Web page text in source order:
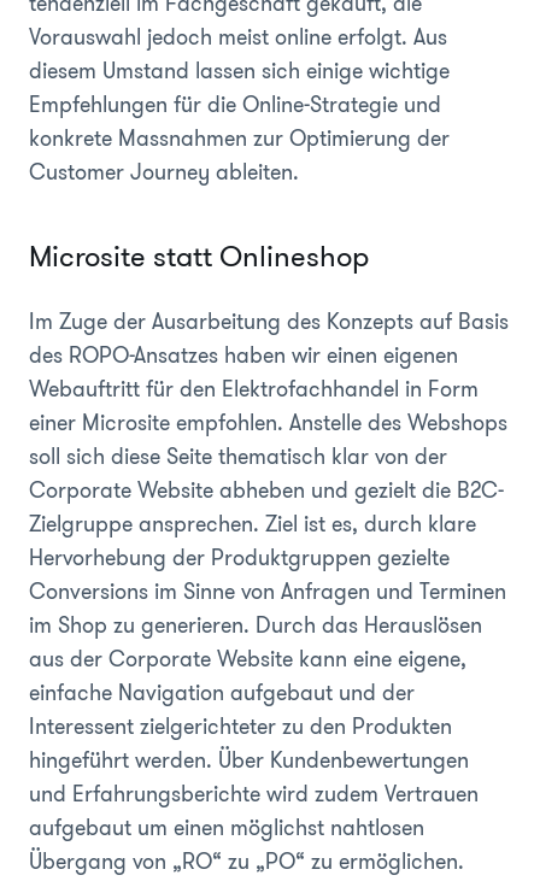
Vorauswahl jedoch meist online erfolgt. Aus
diesem Umstand lassen sich einige wichtige
Empfehlungen für die Online-Strategie und
konkrete Massnahmen zur Optimierung der
Customer Journey ableiten.
Microsite statt Onlineshop
Im Zuge der Ausarbeitung des Konzepts auf Basis
des ROPO-Ansatzes haben wir einen eigenen
Webauftritt für den Elektrofachhandel in Form
einer Microsite empfohlen. Anstelle des Webshops
soll sich diese Seite thematisch klar von der
Corporate Website abheben und gezielt die B2C-
Zielgruppe ansprechen. Ziel ist es, durch klare
Hervorhebung der Produktgruppen gezielte
Conversions im Sinne von Anfragen und Terminen
im Shop zu generieren. Durch das Herauslösen
aus der Corporate Website kann eine eigene,
einfache Navigation aufgebaut und der
Interessent zielgerichteter zu den Produkten
hingeführt werden. Über Kundenbewertungen
und Erfahrungsberichte wird zudem Vertrauen
aufgebaut um einen möglichst nahtlosen
Übergang von „RO“ zu „PO“ zu ermöglichen.